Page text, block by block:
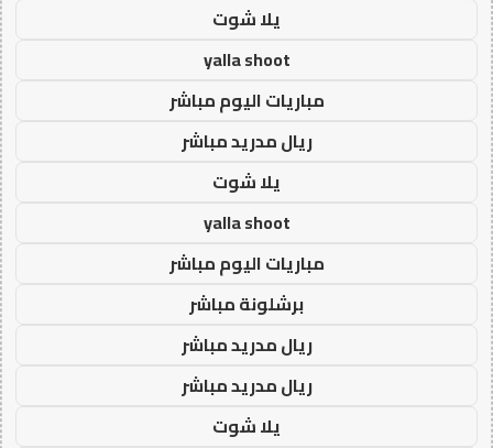
يلا شوت
yalla shoot
مباريات اليوم مباشر
ريال مدريد مباشر
يلا شوت
yalla shoot
مباريات اليوم مباشر
برشلونة مباشر
ريال مدريد مباشر
ريال مدريد مباشر
يلا شوت